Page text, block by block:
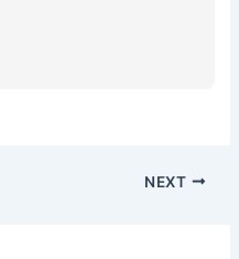
NEXT